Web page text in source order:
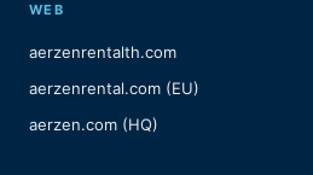
WEB
aerzenrentalth.com
aerzenrental.com (EU)
aerzen.com (HQ)